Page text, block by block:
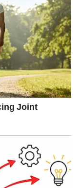
SE NE
i osećanja,
i “želim”.
i donosi
odlaganje.